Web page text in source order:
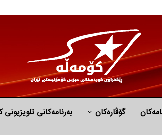
گۆڤارەکان بەرنامەکانی تلویزیونی